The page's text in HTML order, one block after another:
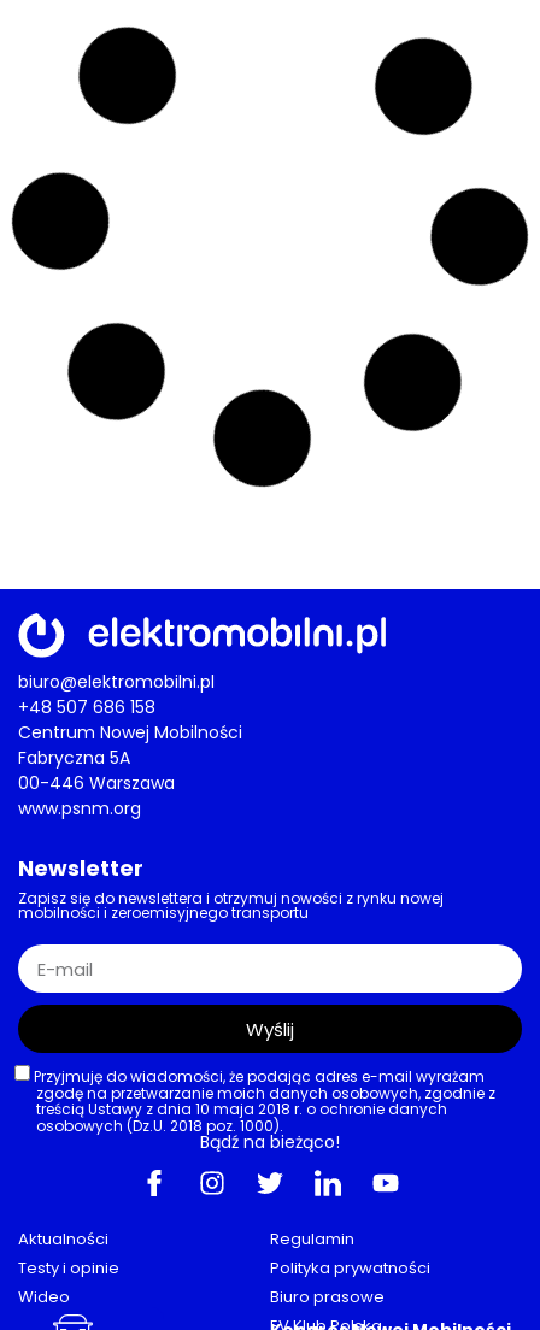
biuro@elektromobilni.pl
+48 507 686 158
Centrum Nowej Mobilności
Fabryczna 5A
00-446 Warszawa
www.psnm.org
Aktualności
Testy i opinie
Wideo
Regulamin
Polityka prywatności
Biuro prasowe
Newsletter
Zapisz się do newslettera i otrzymuj nowości z rynku nowej
mobilności i zeroemisyjnego transportu
Przyjmuję do wiadomości, że podając adres e-mail wyrażam
zgodę na przetwarzanie moich danych osobowych, zgodnie z
treścią Ustawy z dnia 10 maja 2018 r. o ochronie danych
osobowych (Dz.U. 2018 poz. 1000).
Wyślij
Bądź na bieżąco!